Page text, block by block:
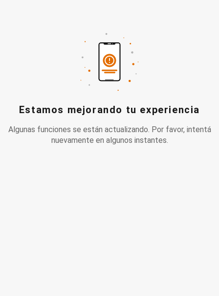
Estamos mejorando tu experiencia
Algunas funciones se están actualizando. Por favor, intentá
nuevamente en algunos instantes.